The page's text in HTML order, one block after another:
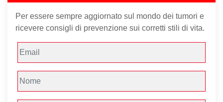
Per essere sempre aggiornato sul mondo dei tumori e
ricevere consigli di prevenzione sui corretti stili di vita.